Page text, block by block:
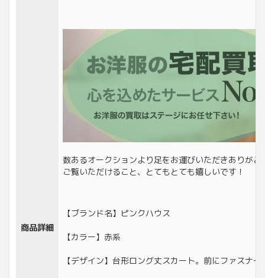
商品詳細
数あるオークションより足をお運びいただきありがと
ご覧いただけること、とてもとても嬉しいです！
【ブランド名】ピンクハウス
【カラー】赤系
【デザイン】台形ロング丈スカート。前にファスナー